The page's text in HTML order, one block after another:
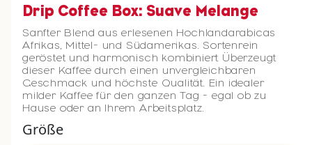
Drip Coffee Box: Suave Melange
Sanfter Blend aus erlesenen Hochlandarabicas
Afrikas, Mittel- und Südamerikas. Sortenrein
geröstet und harmonisch kombiniert Überzeugt
dieser Kaffee durch einen unvergleichbaren
Geschmack und höchste Qualität. Ein idealer
milder Kaffee für den ganzen Tag - egal ob zu
Hause oder an Ihrem Arbeitsplatz.
Größe